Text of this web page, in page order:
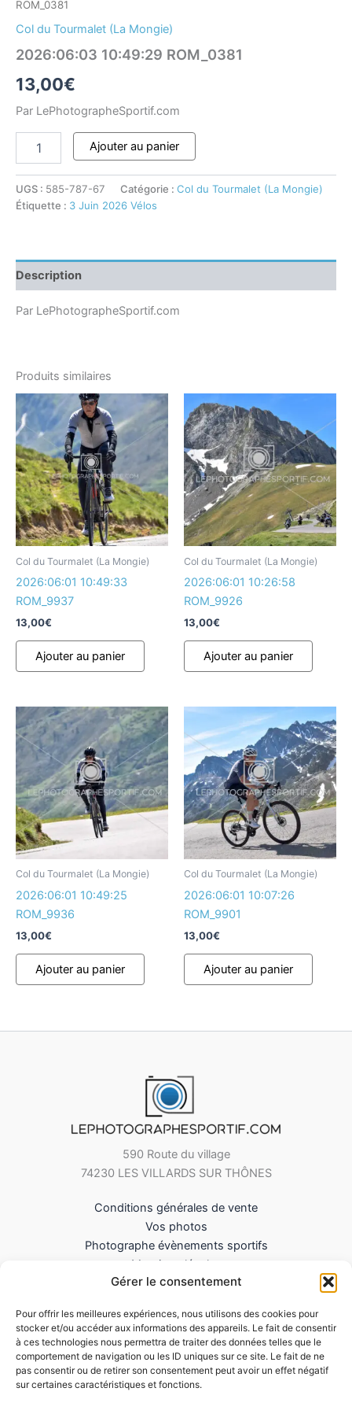
Gérer le consentement
Pour offrir les meilleures expériences, nous utilisons des cookies pour
stocker et/ou accéder aux informations des appareils. Le fait de consentir
à ces technologies nous permettra de traiter des données telles que le
comportement de navigation ou les ID uniques sur ce site. Le fait de ne
pas consentir ou de retirer son consentement peut avoir un effet négatif
sur certaines caractéristiques et fonctions.
ROM_0381
Col du Tourmalet (La Mongie)
2026:06:03 10:49:29 ROM_0381
13,00€
Par LePhotographeSportif.com
Ajouter au panier
UGS : 585-787-67 Catégorie : Col du Tourmalet (La Mongie)
Étiquette : 3 Juin 2026 Vélos
Description
Par LePhotographeSportif.com
Produits similaires
Col du Tourmalet (La Mongie)
2026:06:01 10:49:33
ROM_9937
13,00€
Ajouter au panier
Col du Tourmalet (La Mongie)
2026:06:01 10:26:58
ROM_9926
13,00€
Ajouter au panier
Col du Tourmalet (La Mongie)
2026:06:01 10:49:25
ROM_9936
13,00€
Ajouter au panier
Col du Tourmalet (La Mongie)
2026:06:01 10:07:26
ROM_9901
13,00€
Ajouter au panier
590 Route du village
74230 LES VILLARDS SUR THÔNES
Conditions générales de vente
Vos photos
Photographe évènements sportifs
Mentions légales
Mes Téléchargements
Politique de cookies (UE)